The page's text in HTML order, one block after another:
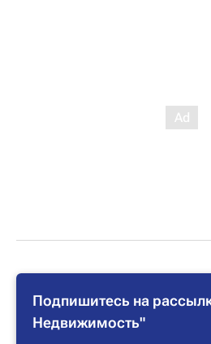
Подпишитесь на
Недвижимость"